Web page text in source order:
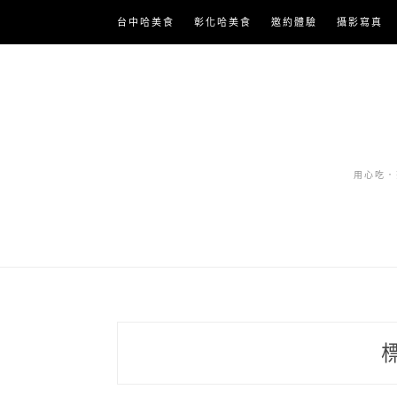
content
台中哈美食 彰化哈美食 邀約體驗 攝影寫真
用心吃